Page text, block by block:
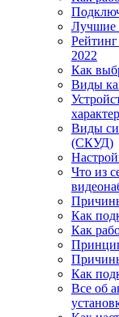
Лучшие
2022
Как
Виды
Виды
(СКУД)
Что из
Как
Как
Как
Все об